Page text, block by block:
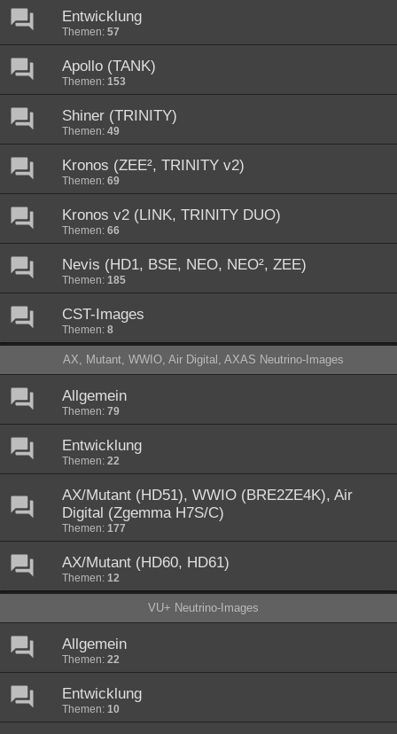
Entwicklung
Themen: 57
Apollo (TANK)
Themen: 153
Shiner (TRINITY)
Themen: 49
Kronos (ZEE², TRINITY v2)
Themen: 69
Kronos v2 (LINK, TRINITY DUO)
Themen: 66
Nevis (HD1, BSE, NEO, NEO², ZEE)
Themen: 185
CST-Images
Themen: 8
AX, Mutant, WWIO, Air Digital, AXAS Neutrino-Images
Allgemein
Themen: 79
Entwicklung
Themen: 22
AX/Mutant (HD51), WWIO (BRE2ZE4K), Air
Digital (Zgemma H7S/C)
Themen: 177
AX/Mutant (HD60, HD61)
Themen: 12
VU+ Neutrino-Images
Allgemein
Themen: 22
Entwicklung
Themen: 10